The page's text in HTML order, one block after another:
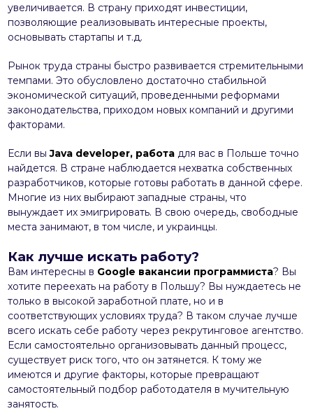
увеличивается. В страну приходят инвестиции,
позволяющие реализовывать интересные проекты,
основывать стартапы и т.д.
Рынок труда страны быстро развивается стремительными
темпами. Это обусловлено достаточно стабильной
экономической ситуаций, проведенными реформами
законодательства, приходом новых компаний и другими
факторами.
Если выJava developer, работа для вас в Польше точно
найдется. В стране наблюдается нехватка собственных
разработчиков, которые готовы работать в данной сфере.
Многие из них выбирают западные страны, что
вынуждает их эмигрировать. В свою очередь, свободные
места занимают, в том числе, и украинцы.
Как лучше искать работу?
Вам интересны в Google вакансии программиста? Вы
хотите переехать на работу в Польшу? Вы нуждаетесь не
только в высокой заработной плате, но и в
соответствующих условиях труда? В таком случае лучше
всего искать себе работу через рекрутинговое агентство.
Если самостоятельно организовывать данный процесс,
существует риск того, что он затянется. К тому же
имеются и другие факторы, которые превращают
самостоятельный подбор работодателя в мучительную
занятость.